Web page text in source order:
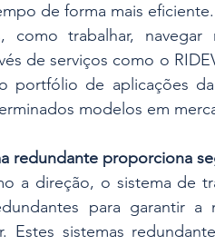
de forma mais
como trabalhar,
de serviços como o
portfólio de aplicações
modelos em
redundante proporciona
a direção, o sistema de
para garantir
Estes sistemas